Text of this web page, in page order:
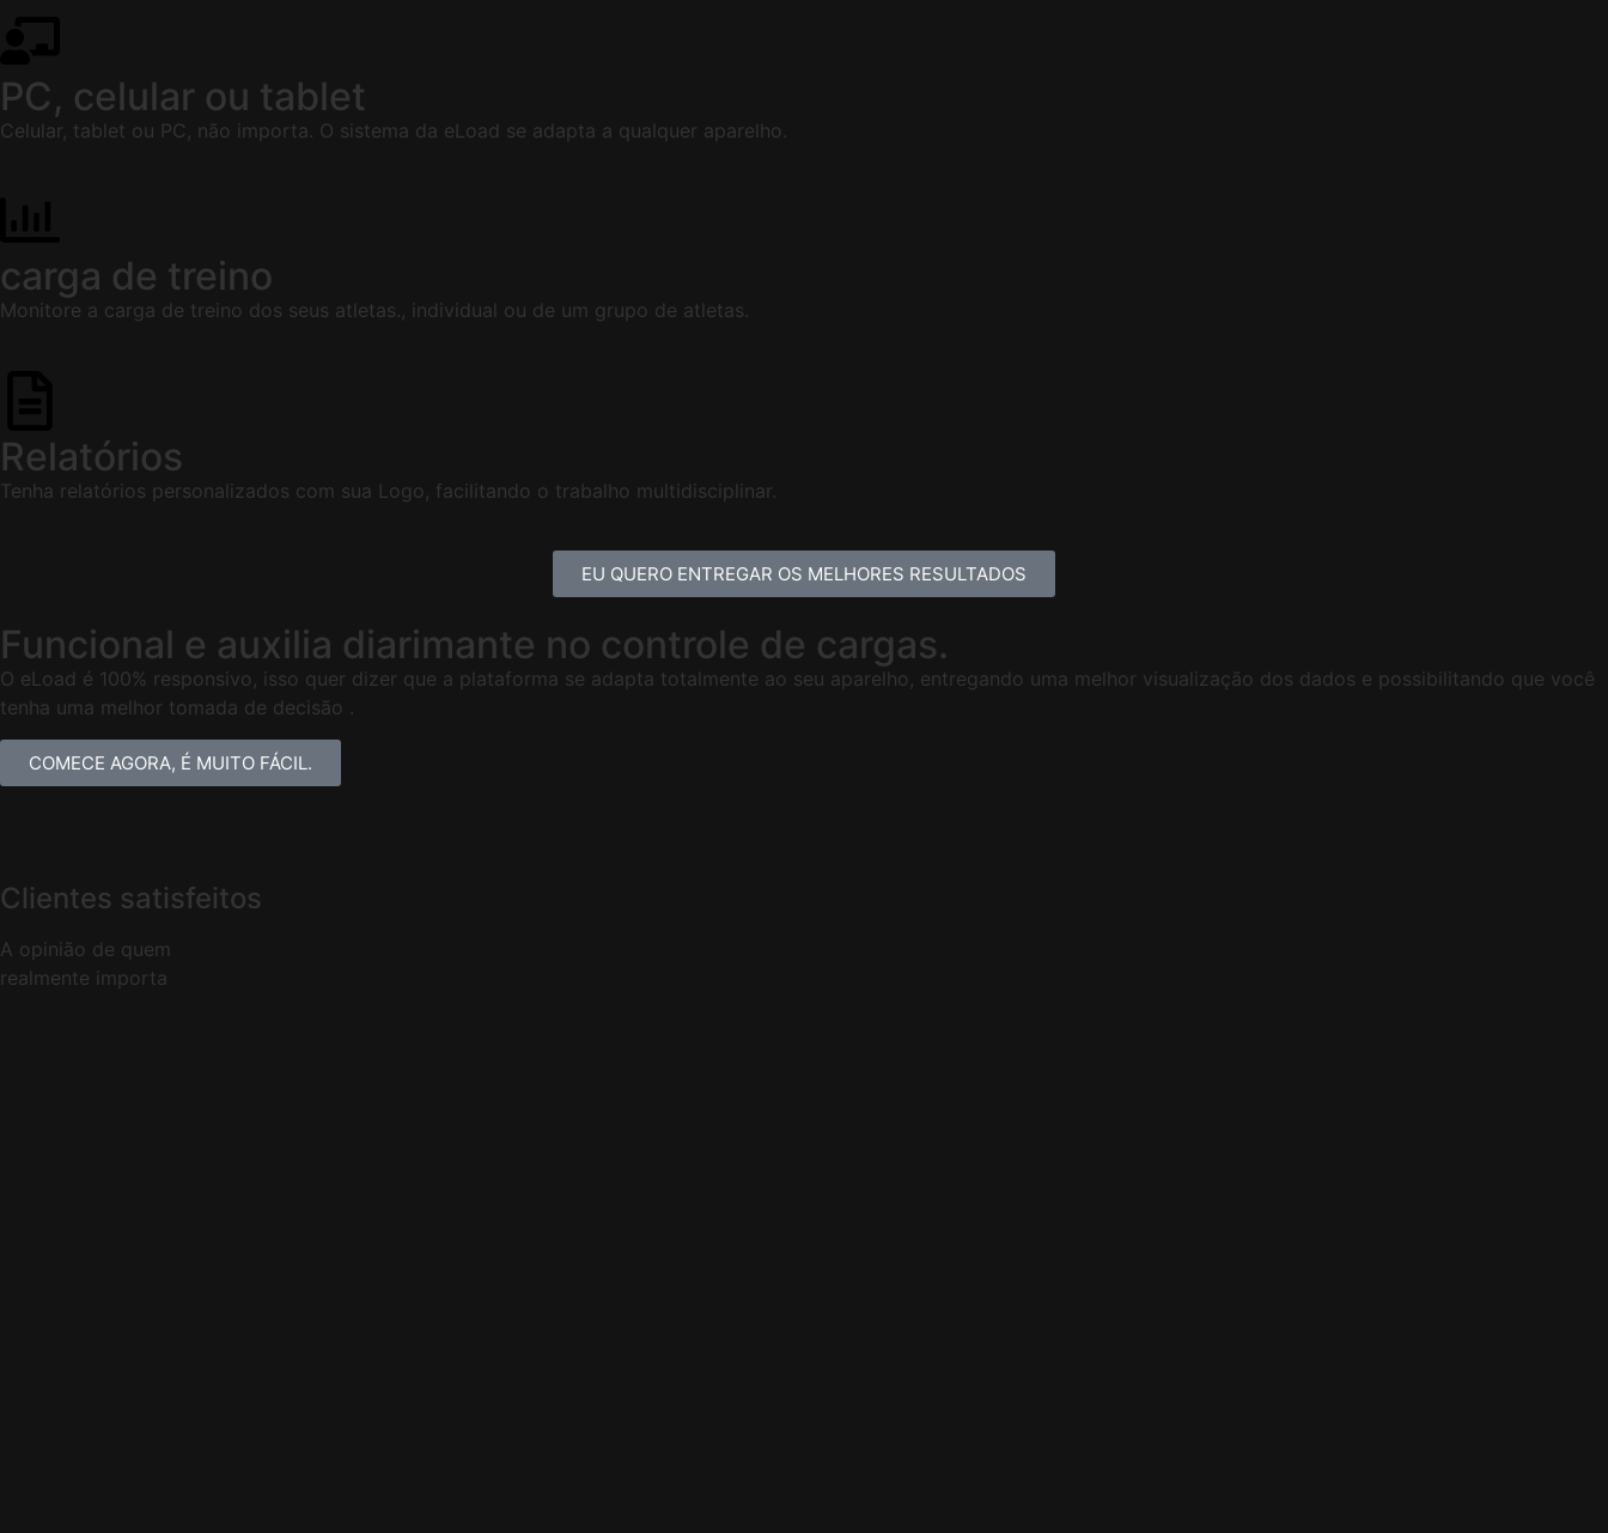
PC, celular ou tablet
Celular, tablet ou PC, não importa. O sistema da eLoad se adapta a qualquer aparelho.
carga de treino
Monitore a carga de treino dos seus atletas., individual ou de um grupo de atletas.
Relatórios
Tenha relatórios personalizados com sua Logo, facilitando o trabalho multidisciplinar.
EU QUERO ENTREGAR OS MELHORES RESULTADOS
Funcional e auxilia diarimante no controle de cargas.
O eLoad é 100% responsivo, isso quer dizer que a plataforma se adapta totalmente ao seu aparelho, entregando uma melhor visualização dos dados e possibilitando que você
tenha uma melhor tomada de decisão .
COMECE AGORA, É MUITO FÁCIL.
Clientes satisfeitos
A opinião de quem
realmente importa